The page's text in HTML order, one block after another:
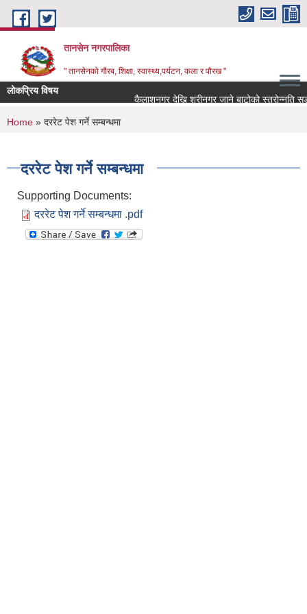
Skip to main content
तानसेन नगरपालिका
" तानसेनको गौरब, शिक्षा, स्वास्थ्य,पर्यटन, कला र पौरख "
लोकप्रिय विषय
You are here
Home » दररेट पेश गर्ने सम्बन्धमा
दररेट पेश गर्ने सम्बन्धमा
Supporting Documents:
दररेट पेश गर्ने सम्बन्धमा .pdf